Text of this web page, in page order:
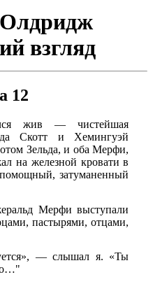
взгляд
12
жив — чистейшая
Скотт и Хемингуэй
Зельда, и оба Мерфи,
на железной кровати в
затуманенный
Мерфи выступали
пастырями, отцами,
— слышал я. «Ты